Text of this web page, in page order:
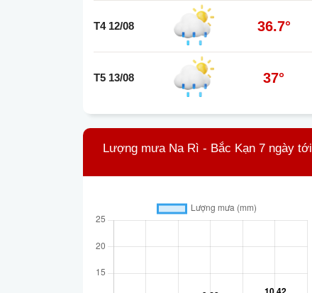
T4 12/08 36.7°
T5 13/08 37°
Lượng mưa Na Rì - Bắc Kạn 7 ngày tới